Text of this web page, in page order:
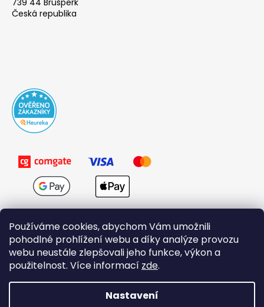
Používáme cookies, abychom Vám umožnili
pohodlné prohlížení webu a díky analýze provozu
webu neustále zlepšovali jeho funkce, výkon a
použitelnost. Více informací zde.
Nastavení
739 44 Brušperk
Česká republika